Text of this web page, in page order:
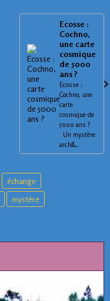
Ecosse :
Cochno,
une carte
cosmique
de 5000
ans ?
Ecosse :
Cochno, une
carte
cosmique de
5000 ans ?
Un mystère
arch&...
échange
mystère